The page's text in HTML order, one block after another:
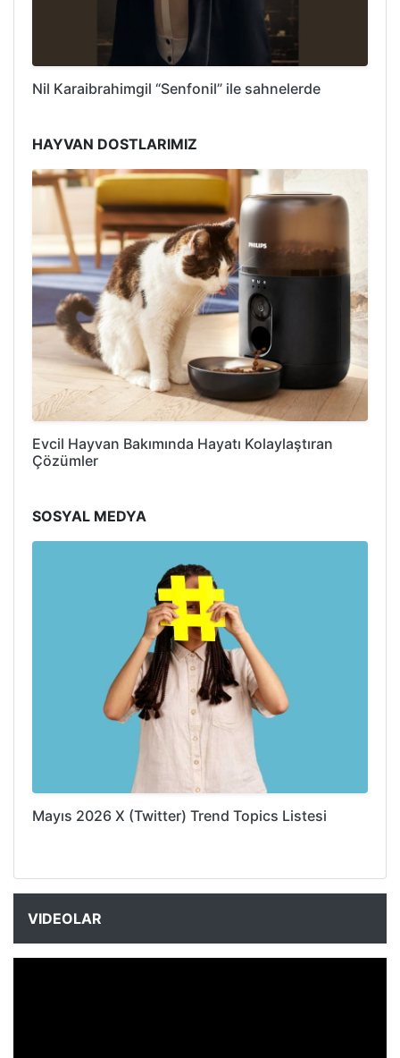
Nil Karaibrahimgil “Senfonil” ile sahnelerde
HAYVAN DOSTLARIMIZ
Evcil Hayvan Bakımında Hayatı Kolaylaştıran
Çözümler
SOSYAL MEDYA
Mayıs 2026 X (Twitter) Trend Topics Listesi
VIDEOLAR